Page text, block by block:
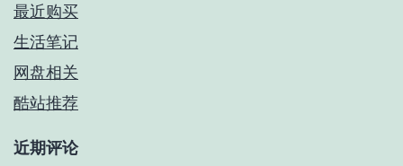
最近购买
生活笔记
网盘相关
酷站推荐
近期评论